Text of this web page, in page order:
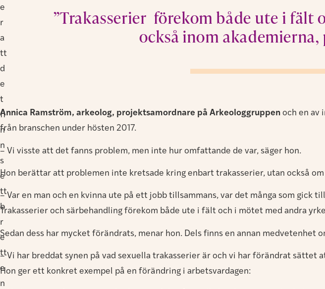
e
r
a
tt
d
e
t
fi
n
n
s
e
tt
b
r
e
tt
e
n
”Trakasserier förekom både ute i fält
också inom akademierna,
Annica Ramström, arkeolog, projektsamordnare på Arkeologgruppen och en av
från branschen under hösten 2017.
– Vi visste att det fanns problem, men inte hur omfattande de var, säger hon.
Hon berättar att problemen inte kretsade kring enbart trakasserier, utan också
– Var en man och en kvinna ute på ett jobb tillsammans, var det många som gick
Trakasserier och särbehandling förekom både ute i fält och i mötet med andra
Sedan dess har mycket förändrats, menar hon. Dels finns en annan medvetenhet
– Vi har breddat synen på vad sexuella trakasserier är och vi har förändrat sättet
Hon ger ett konkret exempel på en förändring i arbetsvardagen: